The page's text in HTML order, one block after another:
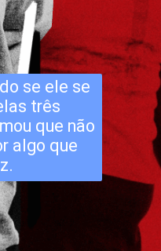
se ele se
três
que não
algo que